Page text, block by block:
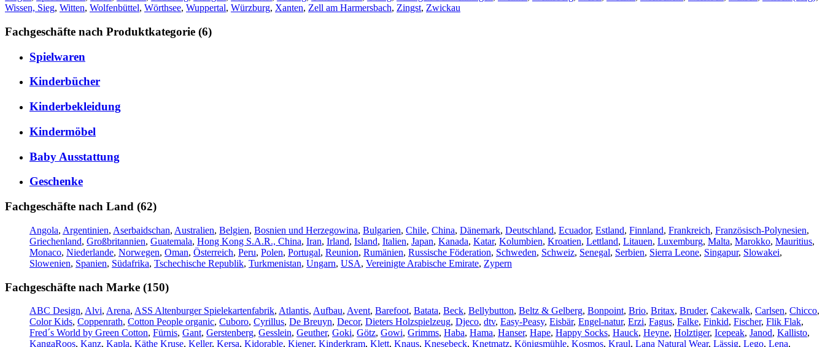
Wissen, Sieg, Witten, Wolfenbüttel, Wörthsee, Wuppertal, Würzburg, Xanten, Zell am Harmersbach, Zingst, Zwickau
Fachgeschäfte nach Produktkategorie (6)
Spielwaren
Kinderbücher
Kinderbekleidung
Kindermöbel
Baby Ausstattung
Geschenke
Fachgeschäfte nach Land (62)
Angola, Argentinien, Aserbaidschan, Australien, Belgien, Bosnien und Herzegowina, Bulgarien, Chile, China, Dänemark, Deutschland, Ecuador, Estland, Finnland, Frankreich, Französisch-Polynesien,
Griechenland, Großbritannien, Guatemala, Hong Kong S.A.R., China, Iran, Irland, Island, Italien, Japan, Kanada, Katar, Kolumbien, Kroatien, Lettland, Litauen, Luxemburg, Malta, Marokko, Mauritius,
Monaco, Niederlande, Norwegen, Oman, Österreich, Peru, Polen, Portugal, Reunion, Rumänien, Russische Föderation, Schweden, Schweiz, Senegal, Serbien, Sierra Leone, Singapur, Slowakei,
Slowenien, Spanien, Südafrika, Tschechische Republik, Turkmenistan, Ungarn, USA, Vereinigte Arabische Emirate, Zypern
Fachgeschäfte nach Marke (150)
ABC Design, Alvi, Arena, ASS Altenburger Spielekartenfabrik, Atlantis, Aufbau, Avent, Barefoot, Batata, Beck, Bellybutton, Beltz & Gelberg, Bonpoint, Brio, Britax, Bruder, Cakewalk, Carlsen, Chicco,
Color Kids, Coppenrath, Cotton People organic, Cuboro, Cyrillus, De Breuyn, Decor, Dieters Holzspielzeug, Djeco, dtv, Easy-Peasy, Eisbär, Engel-natur, Erzi, Fagus, Falke, Finkid, Fischer, Flik Flak,
Fred´s World by Green Cotton, Fürnis, Gant, Gerstenberg, Gesslein, Geuther, Goki, Götz, Gowi, Grimms, Haba, Hama, Hanser, Hape, Happy Socks, Hauck, Heyne, Holztiger, Icepeak, Janod, Kallisto,
KangaRoos, Kanz, Kapla, Käthe Kruse, Keller, Kersa, Kidorable, Kiener, Kinderkram, Klett, Knaus, Knesebeck, Knetmatz, Königsmühle, Kosmos, Kraul, Lana Natural Wear, Lässig, Lego, Lena,